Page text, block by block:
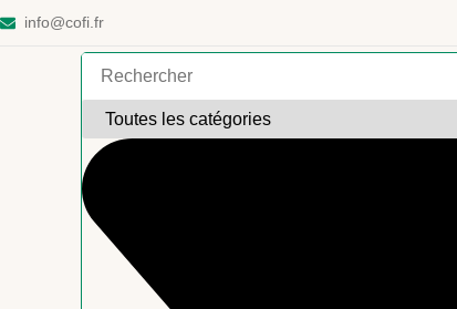
info@cofi.fr